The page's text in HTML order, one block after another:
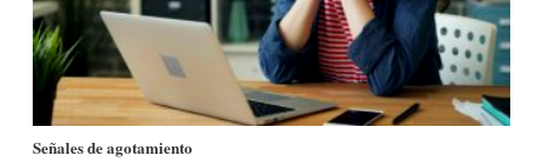
Señales de agotamiento